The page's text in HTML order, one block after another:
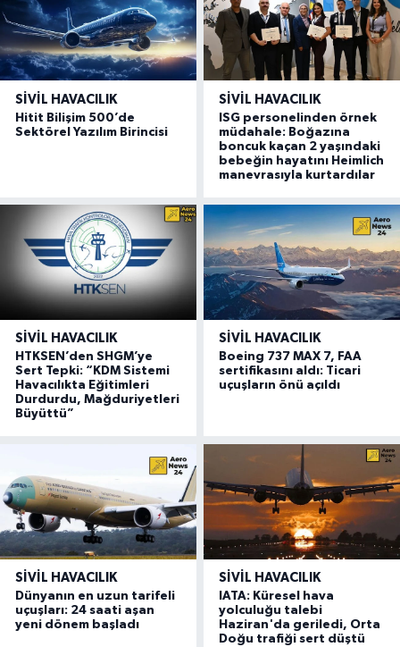
SIVIL HAVACILIK
Hitit Bilişim 500’de
Sektörel Yazılım Birincisi
SIVIL HAVACILIK
ISG personelinden örnek
müdahale: Boğazına
boncuk kaçan 2 yaşındaki
bebeğin hayatını Heimlich
manevrasıyla kurtardılar
SIVIL HAVACILIK
HTKSEN’den SHGM’ye
Sert Tepki: “KDM Sistemi
Havacılıkta Eğitimleri
Durdurdu, Mağduriyetleri
Büyüttü”
SIVIL HAVACILIK
Boeing 737 MAX 7, FAA
sertifikasını aldı: Ticari
uçuşların önü açıldı
SIVIL HAVACILIK
Dünyanın en uzun tarifeli
uçuşları: 24 saati aşan
yeni dönem başladı
SIVIL HAVACILIK
IATA: Küresel hava
yolculuğu talebi
Haziran'da geriledi, Orta
Doğu trafiği sert düştü